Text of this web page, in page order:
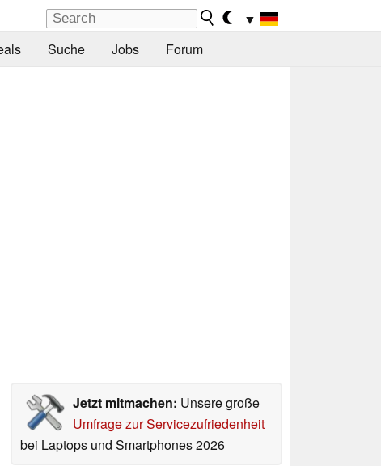
▼
Suche Jobs Forum
Jetzt mitmachen: Unsere große
Umfrage zur Servicezufriedenheit
bei Laptops und Smartphones 2026